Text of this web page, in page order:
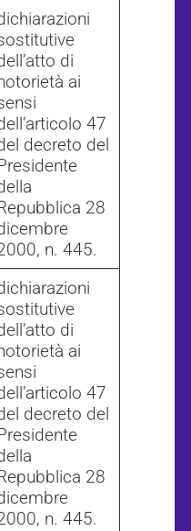
di
ai
47
decreto del
28
n. 445.
di
ai
47
decreto del
28
n. 445.